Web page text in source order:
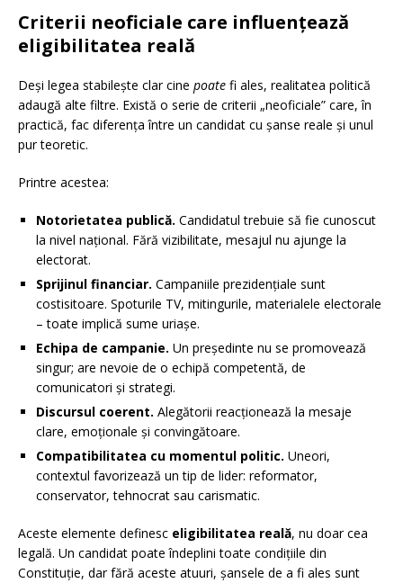
Criterii neoficiale care influențează
eligibilitatea reală
Deși legea stabilește clar cine poate fi ales, realitatea politică
adaugă alte filtre. Există o serie de criterii „neoficiale” care, în
practică, fac diferența între un candidat cu șanse reale și unul
pur teoretic.
Printre acestea:
Notorietatea publică. Candidatul trebuie să fie cunoscut
la nivel național. Fără vizibilitate, mesajul nu ajunge la
electorat.
Sprijinul financiar. Campaniile prezidențiale sunt
costisitoare. Spoturile TV, mitingurile, materialele electorale
– toate implică sume uriașe.
Echipa de campanie. Un președinte nu se promovează
singur; are nevoie de o echipă competentă, de
comunicatori și strategi.
Discursul coerent. Alegătorii reacționează la mesaje
clare, emoționale și convingătoare.
Compatibilitatea cu momentul politic. Uneori,
contextul favorizează un tip de lider: reformator,
conservator, tehnocrat sau carismatic.
Aceste elemente definesc eligibilitatea reală, nu doar cea
legală. Un candidat poate îndeplini toate condițiile din
Constituție, dar fără aceste atuuri, șansele de a fi ales sunt